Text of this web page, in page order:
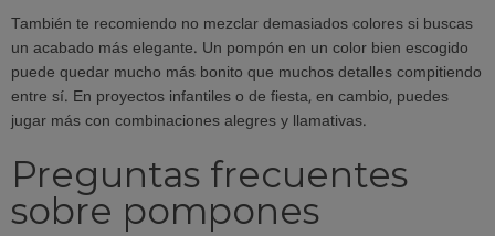
También te recomiendo no mezclar demasiados colores si buscas
un acabado más elegante. Un pompón en un color bien escogido
puede quedar mucho más bonito que muchos detalles compitiendo
entre sí. En proyectos infantiles o de fiesta, en cambio, puedes
jugar más con combinaciones alegres y llamativas.
Preguntas frecuentes
sobre pompones